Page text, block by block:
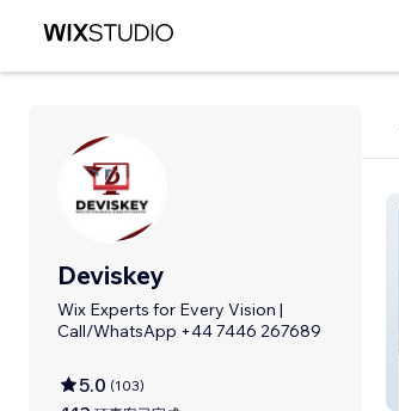
Deviskey
Wix Experts for Every Vision |
Call/WhatsApp +44 7446 267689
5.0 (103)